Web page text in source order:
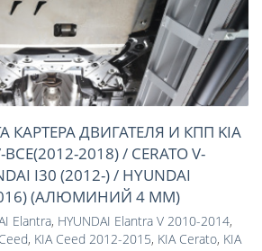
КАРТЕРА ДВИГАТЕЛЯ И КПП KIA
2018) / CERATO V-
I30 (2012-) / HYUNDAI
(АЛЮМИНИЙ 4 ММ)
Elantra, HYUNDAI Elantra V 2010-2014,
, KIA Ceed 2012-2015, KIA Cerato, KIA